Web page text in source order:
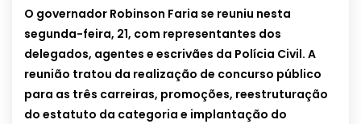
O governador Robinson Faria se reuniu nesta
segunda-feira, 21, com representantes dos
delegados, agentes e escrivães da Polícia Civil. A
reunião tratou da realização de concurso público
para as três carreiras, promoções, reestruturação
do estatuto da categoria e implantação do